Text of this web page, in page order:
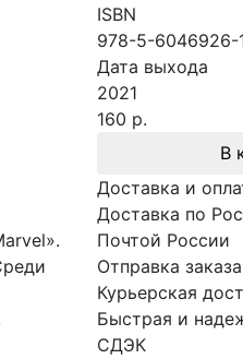
ISBN
978-5-6046926-
Дата выхода
2021
160 р.
В
Доставка и
Доставка по
Почтой России
Отправка
Курьерская
Быстрая и
СДЭК